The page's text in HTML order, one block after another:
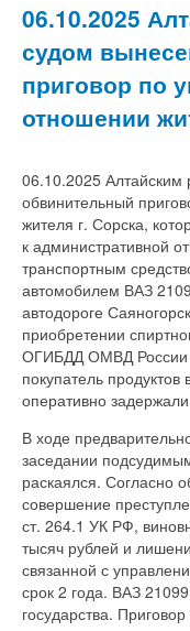
06.10.2025
судом
приговор по
отношении
06.10.2025
обвинительный
жителя г. Сорска,
к административной
транспортным
автомобилем ВАЗ
автодороге
приобретении
ОГИБДД ОМВД России
покупатель продуктов
оперативно
В ходе
заседании
раскаялся. Согласно
совершение
ст. 264.1 УК РФ,
тысяч рублей и
связанной с
срок 2 года. ВАЗ
государства.